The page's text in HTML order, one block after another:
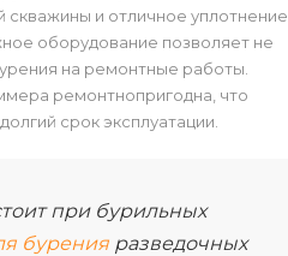
скважины и отличное уплотнение
оборудование позволяет не
на ремонтные работы.
ремонтнопригодна, что
срок эксплуатации.
при бурильных
буренияразведочных